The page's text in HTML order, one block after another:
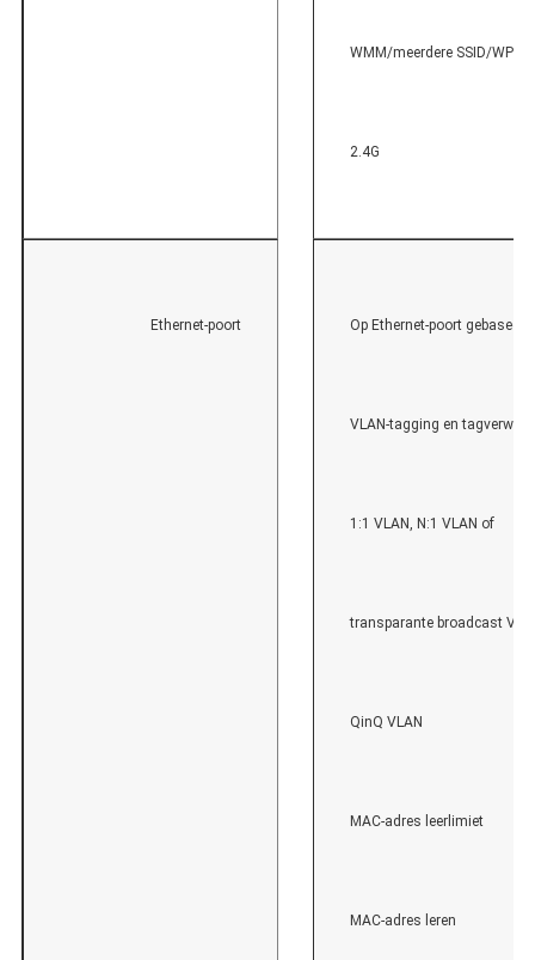
WMM/meerdere SSID/WPS
2.4G
Ethernet-poort Op Ethernet-poort
VLAN-tagging en
1:1 VLAN, N:1 VLAN of
transparante broadcast
QinQ VLAN
MAC-adres leerlimiet
MAC-adres leren